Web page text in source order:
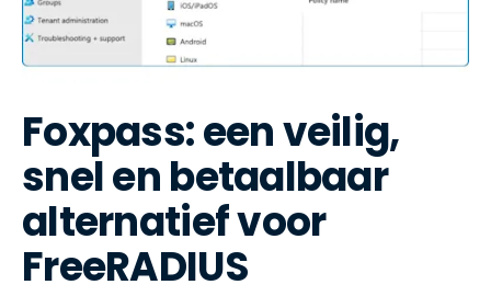
Foxpass: een veilig,
snel en betaalbaar
alternatief voor
FreeRADIUS